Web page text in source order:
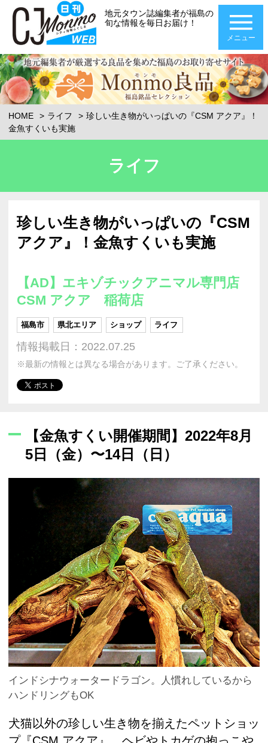
地元タウン誌編集者が福島の
旬な情報を毎日お届け！
メニュー
HOME ライフ
珍しい生き物がいっぱいの『CSM アクア』！
金魚すくいも実施
ライフ
珍しい生き物がいっぱいの『CSM
アクア』！金魚すくいも実施
【AD】エキゾチックアニマル専門店
CSM アクア 稲荷店
福島市 県北エリア ショップ ライフ
情報掲載日：2022.07.25
※最新の情報とは異なる場合があります。ご了承ください。
【金魚すくい開催期間】2022年8月
5日（金）〜14日（日）
インドシナウォータードラゴン。人慣れしているから
ハンドリングもOK
犬猫以外の珍しい生き物を揃えたペットショッ